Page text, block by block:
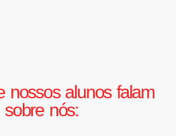
nossos alunos falam
sobre nós: